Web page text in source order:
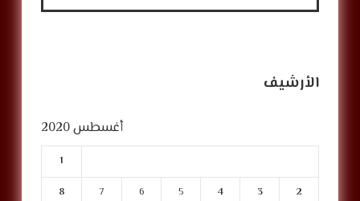
الأرشيف
أغسطس 2020
1
2
3
4
5
6
7
8